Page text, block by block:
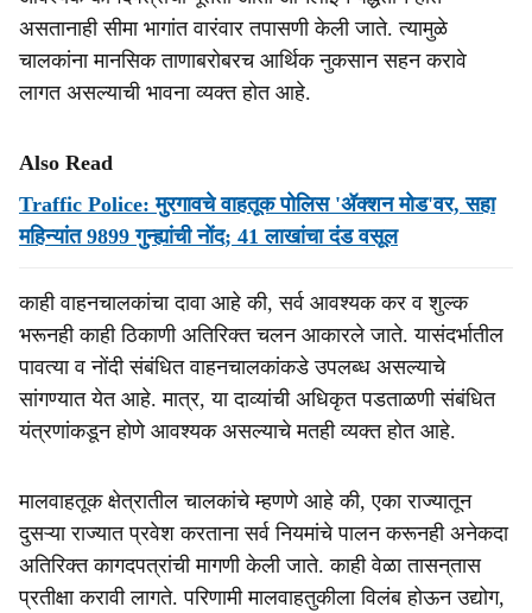
असतानाही सीमा भागांत वारंवार तपासणी केली जाते. त्यामुळे
चालकांना मानसिक ताणाबरोबरच आर्थिक नुकसान सहन करावे
लागत असल्याची भावना व्यक्त होत आहे.
Also Read
Traffic Police: मुरगावचे वाहतूक पोलिस 'ॲक्शन मोड'वर, सहा
महिन्यांत 9899 गुन्ह्यांची नोंद; 41 लाखांचा दंड वसूल
काही वाहनचालकांचा दावा आहे की, सर्व आवश्यक कर व शुल्क
भरूनही काही ठिकाणी अतिरिक्त चलन आकारले जाते. यासंदर्भातील
पावत्या व नोंदी संबंधित वाहनचालकांकडे उपलब्ध असल्याचे
सांगण्यात येत आहे. मात्र, या दाव्यांची अधिकृत पडताळणी संबंधित
यंत्रणांकडून होणे आवश्यक असल्याचे मतही व्यक्त होत आहे.
मालवाहतूक क्षेत्रातील चालकांचे म्हणणे आहे की, एका राज्यातून
दुसऱ्या राज्यात प्रवेश करताना सर्व नियमांचे पालन करूनही अनेकदा
अतिरिक्त कागदपत्रांची मागणी केली जाते. काही वेळा तासन्‌तास
प्रतीक्षा करावी लागते. परिणामी मालवाहतुकीला विलंब होऊन उद्योग,